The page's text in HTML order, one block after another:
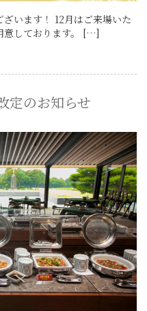
います！ 12月はご来場いた
意しております。 […]
定のお知らせ